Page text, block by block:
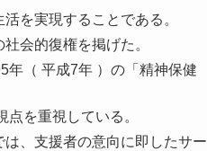
を実現することである。
会的復権を掲げた。
年（ 平成7年 ）の「精神保健
を重視している。
、支援者の意向に即したサー